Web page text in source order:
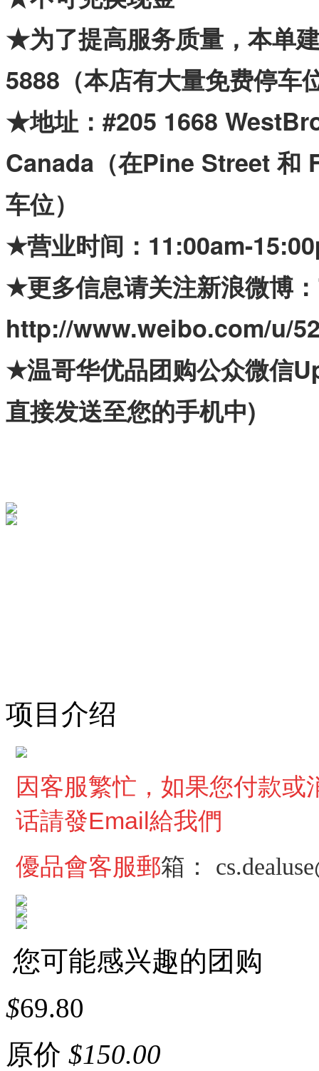
★为了提高服务质量，本单
5888（本店有大量免费停车
★地址：#205 1668
Canada（在Pine Street 和
车位）
★营业时间：11:00am-
★更多信息请关注新浪微博
http://www.weibo.com/u/
★温哥华优品团购公众微信
直接发送至您的手机中)
项目介绍
因客服繁忙， 如果您付款或
话請發Email給我們
優品會客服郵箱：
您可能感兴趣的团购
$69.80
原价 $150.00